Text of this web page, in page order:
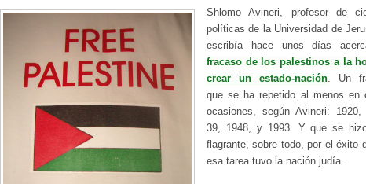
Shlomo Avineri, profesor de
políticas de la Universidad de
escribía hace unos días
fracaso de los palestinos a la
crear un estado-nación . Un
que se ha repetido al menos en
ocasiones, según Avineri: 1920,
39, 1948, y 1993. Y que se
flagrante, sobre todo, por el éxito
esa tarea tuvo la nación judía.